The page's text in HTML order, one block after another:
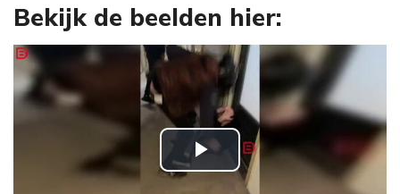
Bekijk de beelden hier:
P